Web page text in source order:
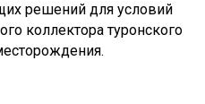
решений для условий
коллектора туронского